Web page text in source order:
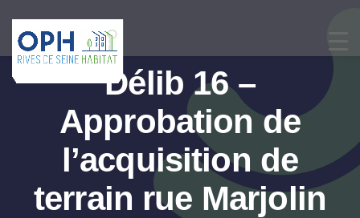
contenu
Délib 16 –
Approbation de
l’acquisition de
terrain rue Marjolin